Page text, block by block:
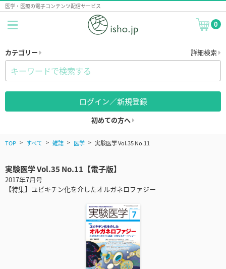
医学・医療の電子コンテンツ配信サービス
0
カテゴリー 詳細検索
ログイン／新規登録
初めての方へ
TOP すべて 雑誌 医学 実験医学 Vol.35 No.11
実験医学 Vol.35 No.11【電子版】
2017年7月号
【特集】ユビキチン化を介したオルガネロファジー